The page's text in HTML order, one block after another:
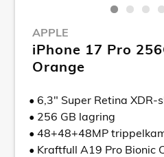
APPLE
iPhone 17 Pro
Orange
• 6,3" Super Retina XDR-
• 256 GB lagring
• 48+48+48MP
• Kraftfull A19 Pro Bionic